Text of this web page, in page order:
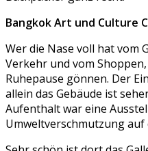
Bangkok Art und Culture
Wer die Nase voll hat vom
Verkehr und vom
Ruhepause gönnen. Der
allein das Gebäude ist
Aufenthalt war eine
Umweltverschmutzung auf